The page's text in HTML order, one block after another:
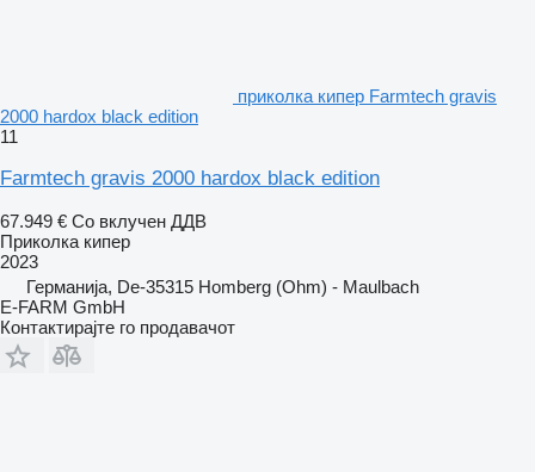
приколка кипер Farmtech gravis
2000 hardox black edition
11
Farmtech gravis 2000 hardox black edition
67.949 € Со вклучен ДДВ
Приколка кипер
2023
Германија, De-35315 Homberg (Ohm) - Maulbach
E-FARM GmbH
Контактирајте го продавачот